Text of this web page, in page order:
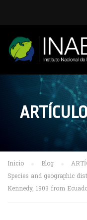
Inicio Blog
Species and geographic
Kennedy, 1903 from